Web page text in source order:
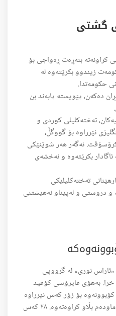
کراونەتە بنەڕەت ڕەواجی بۆ
زیندوو بکرێتەوە لە
حکومەتدا.
دەکەن، پێویستە پابەند بن
تەختەکلیلی کوردی و
نێرراوە بۆ گووگڵ،
ئەگەر هەر شوێنێکی
ئاگادار بکرێتەوە و نەخشەی
تەختەکلیلێکی
و دروستی و لەپێناو نەهێشتنی
نوری» لە گرووپی
خرا. بەهۆی ڤایرۆسی کۆڤید
بۆ زۆر کەس نێرراوە
و لە فەیسبووک و تویتەر و دەماودەم بڵاو کراوەتەوە. ٢٨ کەس